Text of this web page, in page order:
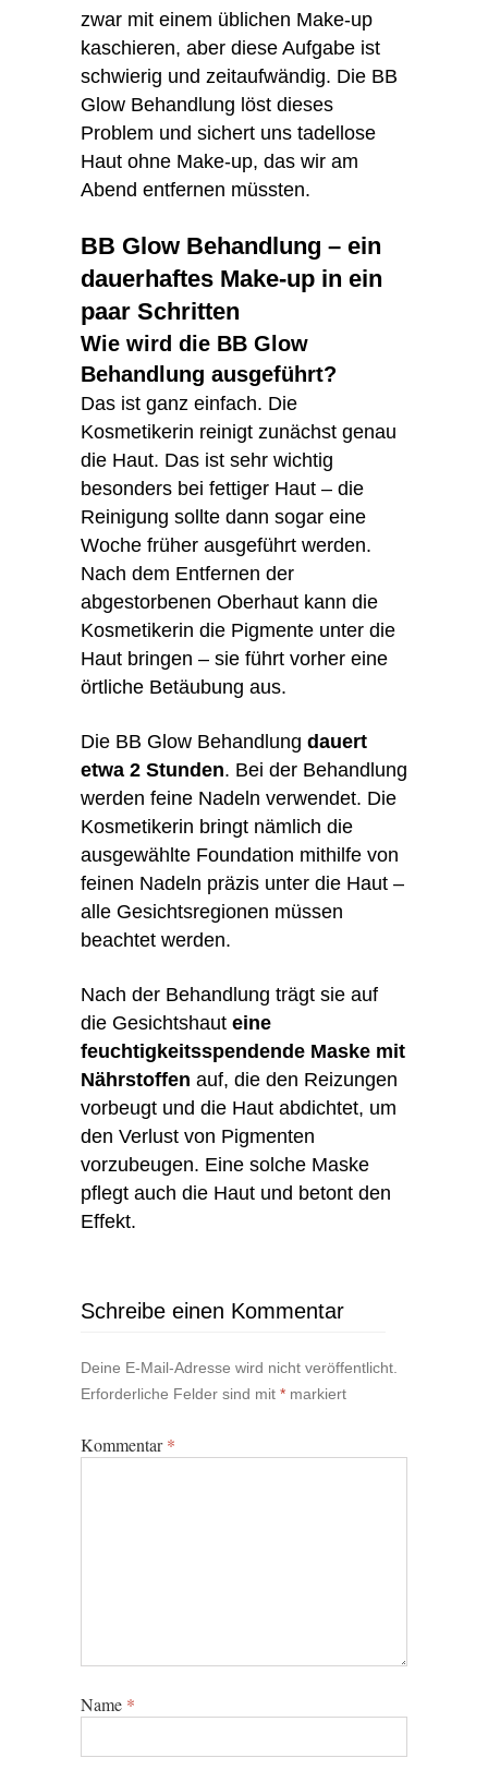
zwar mit einem üblichen Make-up
kaschieren, aber diese Aufgabe ist
schwierig und zeitaufwändig. Die BB
Glow Behandlung löst dieses
Problem und sichert uns tadellose
Haut ohne Make-up, das wir am
Abend entfernen müssten.
BB Glow Behandlung – ein
dauerhaftes Make-up in ein
paar Schritten
Wie wird die BB Glow
Behandlung ausgeführt?
Das ist ganz einfach. Die
Kosmetikerin reinigt zunächst genau
die Haut. Das ist sehr wichtig
besonders bei fettiger Haut – die
Reinigung sollte dann sogar eine
Woche früher ausgeführt werden.
Nach dem Entfernen der
abgestorbenen Oberhaut kann die
Kosmetikerin die Pigmente unter die
Haut bringen – sie führt vorher eine
örtliche Betäubung aus.
Die BB Glow Behandlung dauert
etwa 2 Stunden. Bei der Behandlung
werden feine Nadeln verwendet. Die
Kosmetikerin bringt nämlich die
ausgewählte Foundation mithilfe von
feinen Nadeln präzis unter die Haut –
alle Gesichtsregionen müssen
beachtet werden.
Nach der Behandlung trägt sie auf
die Gesichtshaut eine
feuchtigkeitsspendende Maske mit
Nährstoffen auf, die den Reizungen
vorbeugt und die Haut abdichtet, um
den Verlust von Pigmenten
vorzubeugen. Eine solche Maske
pflegt auch die Haut und betont den
Effekt.
Schreibe einen Kommentar
Deine E-Mail-Adresse wird nicht veröffentlicht.
Erforderliche Felder sind mit * markiert
Kommentar*
Name *